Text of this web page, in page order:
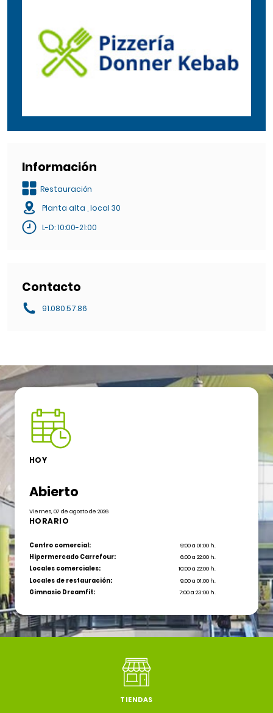
Información
Restauración
Planta alta , local 30
L-D: 10:00-21:00
Contacto
91.080.57.86
HOY
Abierto
Viernes, 07 de agosto de 2026
HORARIO
Centro comercial:
9:00 a 01:00 h.
Hipermercado Carrefour:
6:00 a 22:00 h.
Locales comerciales:
10:00 a 22:00 h.
Locales de restauración:
9:00 a 01:00 h.
Gimnasio Dreamfit:
7:00 a 23:00 h.
TIENDAS